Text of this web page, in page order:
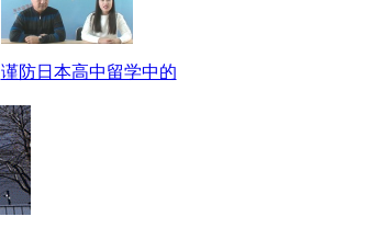
谨防日本高中留学中的